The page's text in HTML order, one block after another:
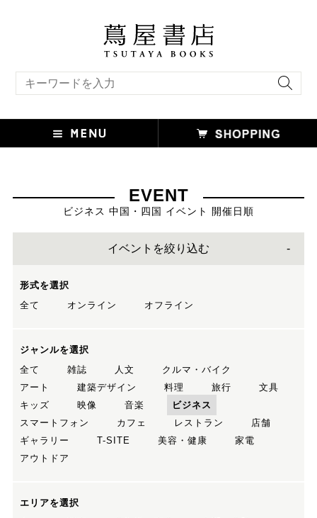
EVENT
ビジネス 中国・四国 イベント 開催日順
イベントを絞り込む
形式を選択
全て
オンライン オフライン
ジャンルを選択
全て
雑誌 人文
クルマ・バイク
アート
建築デザイン 料理 旅行
文具
キッズ
映像 音楽
ビジネス
スマートフォン
カフェ レストラン
店舗
ギャラリー
T-SITE 美容・健康
家電
アウトドア
エリアを選択